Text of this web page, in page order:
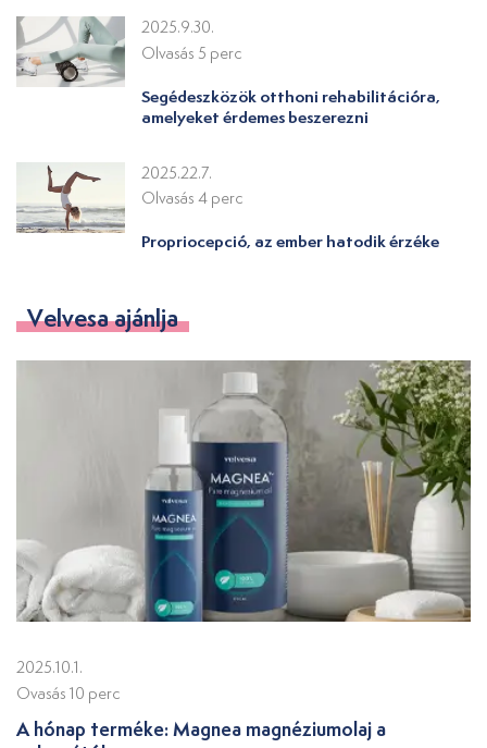
2025.9.30.
Olvasás 5 perc
Segédeszközök otthoni rehabilitációra,
amelyeket érdemes beszerezni
2025.22.7.
Olvasás 4 perc
Propriocepció, az ember hatodik érzéke
Velvesa ajánlja
2025.10.1.
Ovasás 10 perc
A hónap terméke: Magnea magnéziumolaj a